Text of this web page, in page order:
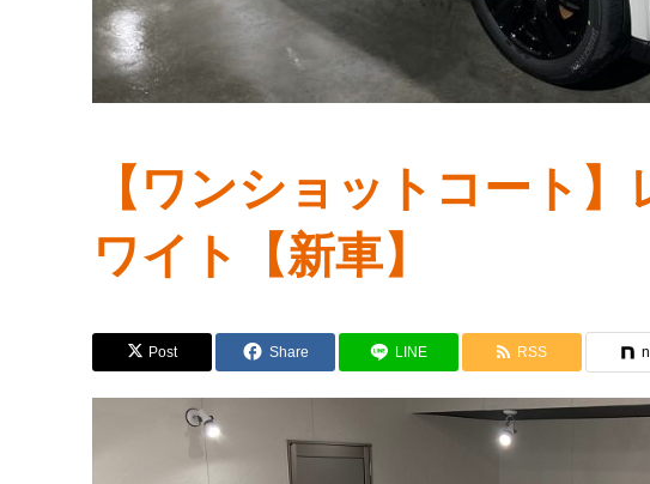
【ワンショットコート
ワイト【新車】
Post Share LINE RSS